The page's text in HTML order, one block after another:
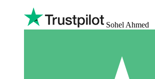
Sohel Ahmed